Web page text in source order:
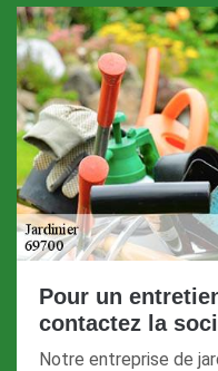
Pour un
contactez la
Notre entreprise de